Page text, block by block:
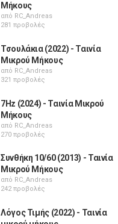
Μήκους
από RC_Andreas
281 προβολές
Τσουλάκια (2022) - Ταινία
Μικρού Μήκους
από RC_Andreas
321 προβολές
7Hz (2024) - Ταινία Μικρού
Μήκους
από RC_Andreas
270 προβολές
Συνθήκη 10/60 (2013) - Ταινία
Μικρού Μήκους
από RC_Andreas
242 προβολές
Λόγος Τιμής (2022) - Ταινία